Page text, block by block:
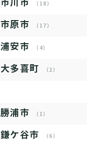
（18）
市原市 （17）
浦安市 （4）
大多喜町 （2）
勝浦市 （1）
鎌ケ谷市 （6）